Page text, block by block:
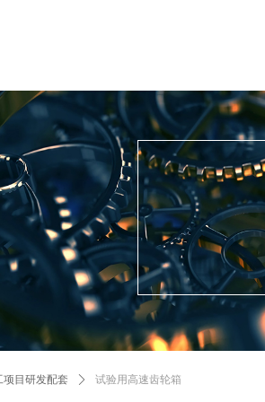
项目研发配套 ꄲ 试验用高速齿轮箱
未将对象引用设置到对象的实例。
未将对象引用设置到对象的实例。